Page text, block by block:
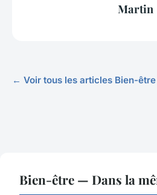
Martin
← Voir tous les articles Bien-être
Bien-être — Dans la